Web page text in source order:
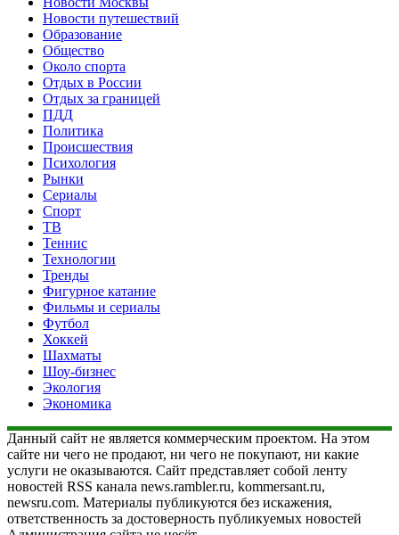
Новости путешествий
Образование
Общество
Около спорта
Отдых в России
Отдых за границей
ПДД
Политика
Происшествия
Психология
Рынки
Сериалы
Спорт
ТВ
Теннис
Технологии
Тренды
Фигурное катание
Фильмы и сериалы
Футбол
Хоккей
Шахматы
Шоу-бизнес
Экология
Экономика
Данный сайт не является коммерческим проектом. На этом
сайте ни чего не продают, ни чего не покупают, ни какие
услуги не оказываются. Сайт представляет собой ленту
новостей RSS канала news.rambler.ru, kommersant.ru,
newsru.com. Материалы публикуются без искажения,
ответственность за достоверность публикуемых новостей